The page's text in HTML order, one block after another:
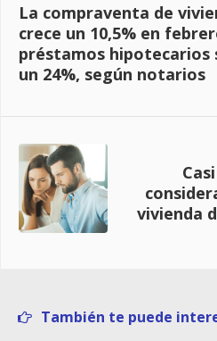
La compraventa de
crece un 10,5% en
préstamos hipotecarios
un 24%, según notarios
vivienda
También te puede